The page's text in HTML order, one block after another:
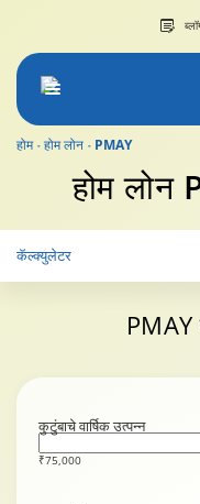
होम होम लोन PMAY
होम लोन
कॅल्क्युलेटर
PMAY
कुटुंबाचे वार्षिक उत्पन्न
₹75,000